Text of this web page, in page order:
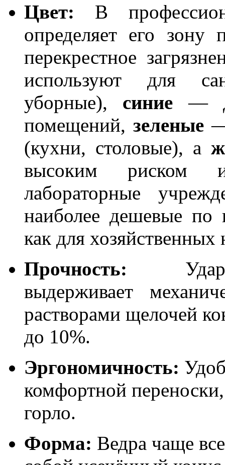
Цвет:
В
определяет его зону
перекрестное
используют для
уборные), синие —
помещений,зеленые
(кухни, столовые), а
высоким риском
лабораторные
наиболее дешевые
как для
Прочность:
выдерживает
растворами щелочей
до 10%.
Эргономичность:
комфортной
горло.
Форма: Ведра чаще